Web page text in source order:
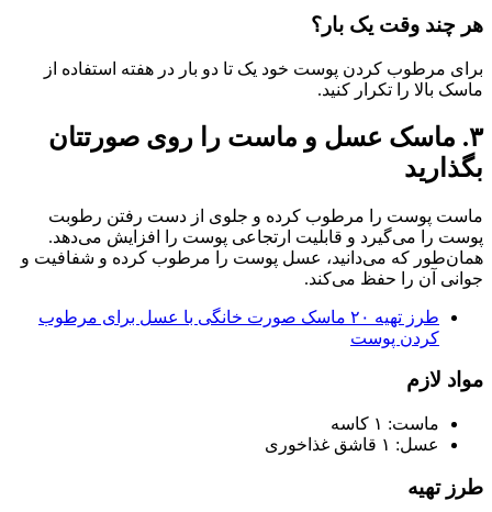
هر چند وقت یک بار؟
برای مرطوب کردن پوست خود یک تا دو بار در هفته استفاده از
ماسک بالا را تکرار کنید.
۳. ماسک عسل و ماست را روی صورتتان
بگذارید
ماست پوست را مرطوب کرده و جلوی از دست رفتن رطوبت
پوست را می‌گیرد و قابلیت ارتجاعی پوست را افزایش می‌دهد.
همان‌طور که می‌دانید، عسل پوست را مرطوب کرده و شفافیت و
جوانی آن را حفظ می‌کند.
طرز تهیه ۲۰ ماسک صورت خانگی با عسل برای مرطوب
کردن پوست
مواد لازم
ماست: ۱ کاسه
عسل: ۱ قاشق غذاخوری
طرز تهیه